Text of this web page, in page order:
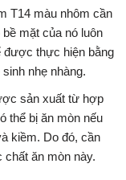
T14 màu nhôm cần
mặt của nó luôn
được thực hiện bằng
nhẹ nhàng.
sản xuất từ hợp
thể bị ăn mòn nếu
kiềm. Do đó, cần
chất ăn mòn này.